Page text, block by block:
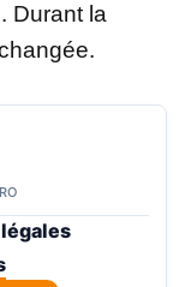
Durant la